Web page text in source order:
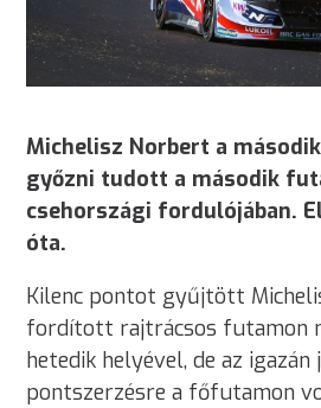
Michelisz Norbert a
győzni tudott a második
csehországi fordulójában.
óta.
Kilenc pontot gyűjtött
fordított rajtrácsos futamon
hetedik helyével, de az igazán
pontszerzésre a főfutamon